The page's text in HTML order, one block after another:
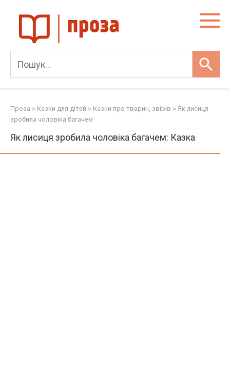
content
Проза > Казки для дітей > Казки про тварин, звірів > Як лисиця
зробила чоловіка багачем
Як лисиця зробила чоловіка багачем: Казка